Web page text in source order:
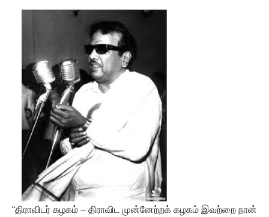
“திராவிடர் கழகம் – திராவிட முன்னேற்றக் கழகம் இவற்றை நான்